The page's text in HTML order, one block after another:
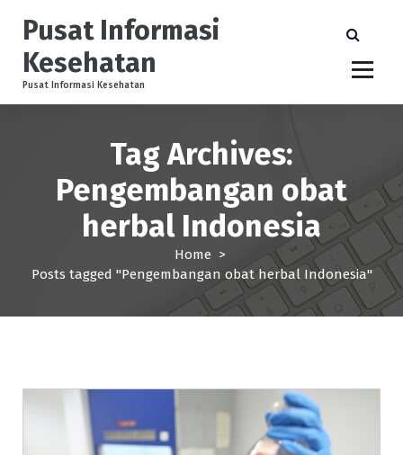
o
Pusat Informasi
Kesehatan
Pusat Informasi Kesehatan
Tag Archives:
Pengembangan obat
herbal Indonesia
Home >
Posts tagged "Pengembangan obat herbal Indonesia"